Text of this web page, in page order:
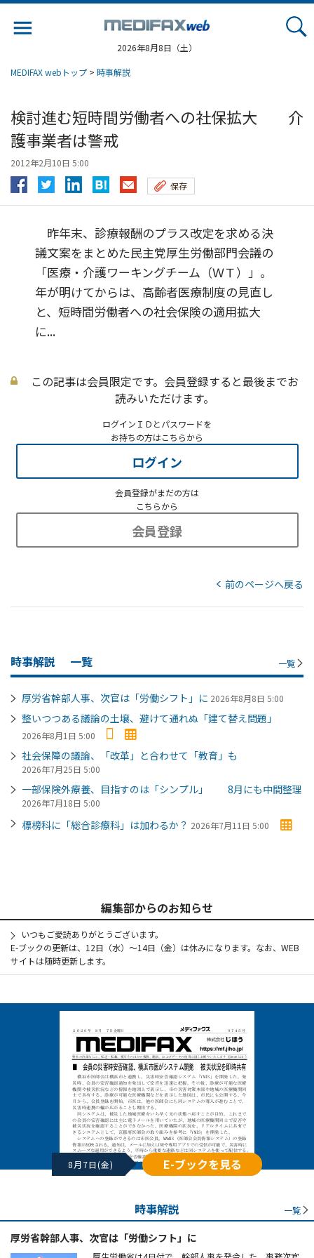
2026年8月8日（土）
MEDIFAX webトップ > 時事解説
検討進む短時間労働者への社保拡大 介
護事業者は警戒
2012年2月10日 5:00
保存
昨年末、診療報酬のプラス改定を求める決
議文案をまとめた民主党厚生労働部門会議の
「医療・介護ワーキングチーム（ＷＴ）」。
年が明けてからは、高齢者医療制度の見直し
と、短時間労働者への社会保険の適用拡大
に...
この記事は会員限定です。会員登録すると最後までお
読みいただけます。
ログインＩＤとパスワードを
お持ちの方はこちらから
ログイン
会員登録がまだの方は
こちらから
会員登録
前のページへ戻る
時事解説 一覧 一覧
厚労省幹部人事、次官は「労働シフト」に 2026年8月8日 5:00
整いつつある議論の土壌、避けて通れぬ「建て替え問題」
2026年8月1日 5:00
社会保障の議論、「改革」と合わせて「教育」も
2026年7月25日 5:00
一部保険外療養、目指すのは「シンプル」 8月にも中間整理
2026年7月18日 5:00
標榜科に「総合診療科」は加わるか？ 2026年7月11日 5:00
編集部からのお知らせ
いつもご愛読ありがとうございます。
E-ブックの更新は、12日（水）～14日（金）は休みになります。なお、WEB
サイトは随時更新します。
8月7日(金) E-ブックを見る
時事解説 一覧
厚労省幹部人事、次官は「労働シフト」に